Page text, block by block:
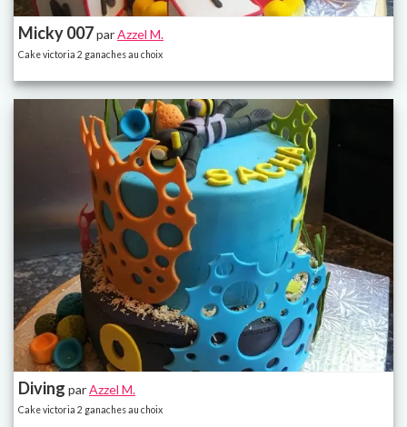
Micky 007parAzzel M.
Cake victoria 2 ganaches au choix
Diving parAzzel M.
Cake victoria 2 ganaches au choix